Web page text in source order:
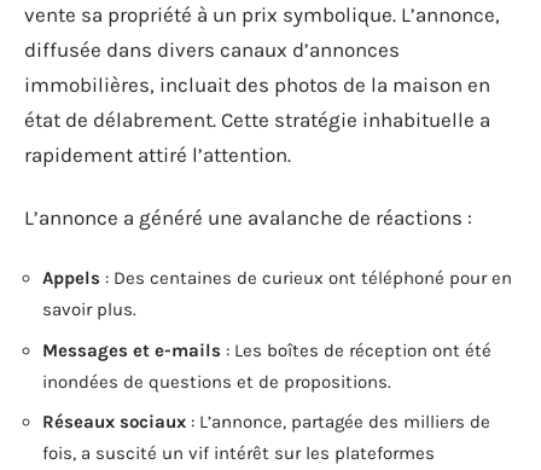
vente sa propriété à un prix symbolique. L’annonce,
diffusée dans divers canaux d’annonces
immobilières, incluait des photos de la maison en
état de délabrement. Cette stratégie inhabituelle a
rapidement attiré l’attention.
L’annonce a généré une avalanche de réactions :
Appels : Des centaines de curieux ont téléphoné pour en
savoir plus.
Messages et e-mails : Les boîtes de réception ont été
inondées de questions et de propositions.
Réseaux sociaux : L’annonce, partagée des milliers de
fois, a suscité un vif intérêt sur les plateformes